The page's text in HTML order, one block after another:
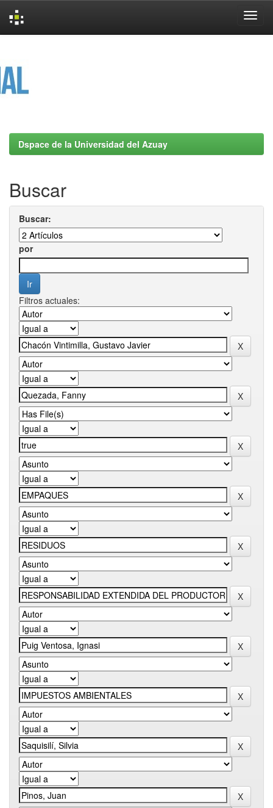
Dspace de la Universidad del Azuay
Buscar
Buscar:
por
Filtros actuales: